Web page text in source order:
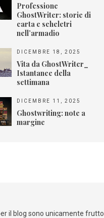
Professione
GhostWriter: storie di
carta e scheletri
nell’armadio
DICEMBRE 18, 2025
Vita da GhostWriter_
Istantanee della
settimana
DICEMBRE 11, 2025
Ghostwriting: note a
margine
il blog sono unicamente frutto